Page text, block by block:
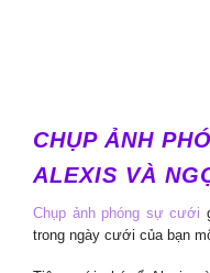
CHỤP ẢNH
ALEXIS VÀ
Chụp ảnh phóng sự cưới
trong ngày cưới của bạn